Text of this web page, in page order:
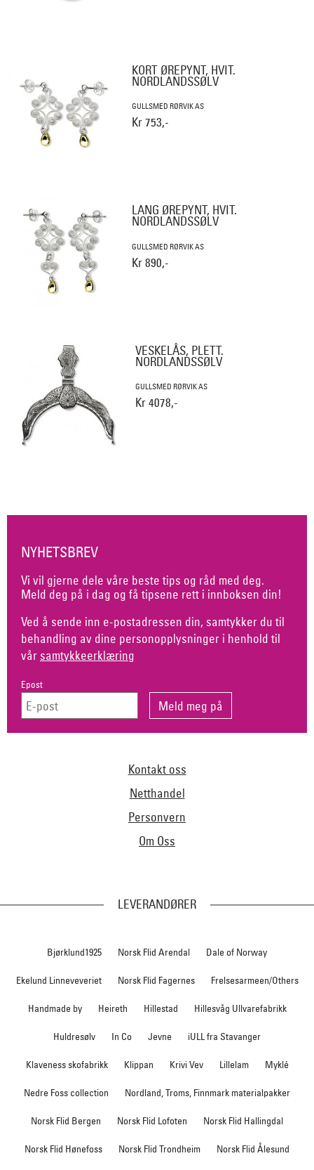
KORT ØREPYNT, HVIT.
NORDLANDSSØLV
GULLSMED RØRVIK AS
Kr 753,-
LANG ØREPYNT, HVIT.
NORDLANDSSØLV
GULLSMED RØRVIK AS
Kr 890,-
VESKELÅS, PLETT.
NORDLANDSSØLV
GULLSMED RØRVIK AS
Kr 4078,-
NYHETSBREV
Vi vil gjerne dele våre beste tips og råd med deg.
Meld deg på i dag og få tipsene rett i innboksen din!
Ved å sende inn e-postadressen din, samtykker du til
behandling av dine personopplysninger i henhold til
vår samtykkeerklæring
Epost
Kontakt oss
Netthandel
Personvern
Om Oss
LEVERANDØRER
Bjørklund1925 Norsk Flid Arendal Dale of Norway
Ekelund Linneveveriet Norsk Flid Fagernes Frelsesarmeen/Others
Handmade by Heireth Hillestad Hillesvåg Ullvarefabrikk
Huldresølv In Co Jevne iULL fra Stavanger
Klaveness skofabrikk Klippan Krivi Vev Lillelam Myklé
Nedre Foss collection Nordland, Troms, Finnmark materialpakker
Norsk Flid Bergen Norsk Flid Lofoten Norsk Flid Hallingdal
Norsk Flid Hønefoss Norsk Flid Trondheim Norsk Flid Ålesund